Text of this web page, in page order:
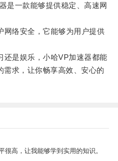
一款能够提供稳定、高速网
络安全，它能够为用户提供
是娱乐，小哈VP加速器都能
需求，让你畅享高效、安心的
高，让我能够学到实用的知识。